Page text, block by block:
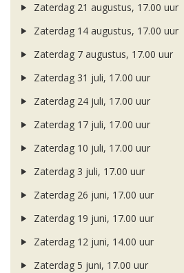
Zaterdag 21 augustus, 17.00 uur
Zaterdag 14 augustus, 17.00 uur
Zaterdag 7 augustus, 17.00 uur
Zaterdag 31 juli, 17.00 uur
Zaterdag 24 juli, 17.00 uur
Zaterdag 17 juli, 17.00 uur
Zaterdag 10 juli, 17.00 uur
Zaterdag 3 juli, 17.00 uur
Zaterdag 26 juni, 17.00 uur
Zaterdag 19 juni, 17.00 uur
Zaterdag 12 juni, 14.00 uur
Zaterdag 5 juni, 17.00 uur